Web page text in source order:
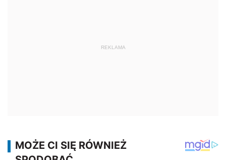
REKLAMA